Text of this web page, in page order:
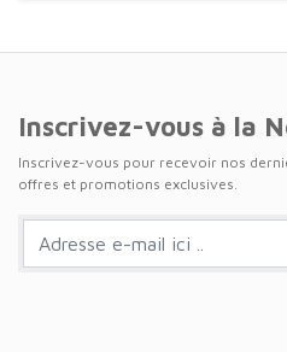
Inscrivez-vous à la
Inscrivez-vous pour recevoir nos
offres et promotions exclusives.